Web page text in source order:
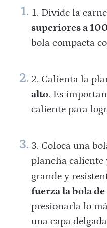
Divide la
superiores a
bola compacta
Calienta la
alto. Es
caliente para
Coloca una
plancha caliente
grande y
fuerza la bola
presionarla lo
una capa